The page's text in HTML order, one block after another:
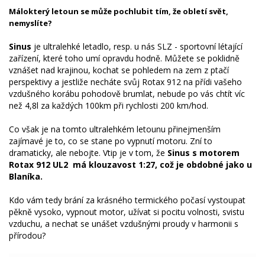
Málokterý letoun se může pochlubit tím, že obletí svět,
nemyslíte?
Sinus je ultralehké letadlo, resp. u nás SLZ - sportovní létající
zařízení, které toho umí opravdu hodně. Můžete se poklidně
vznášet nad krajinou, kochat se pohledem na zem z ptačí
perspektivy a jestliže necháte svůj Rotax 912 na přídi vašeho
vzdušného korábu pohodově brumlat, nebude po vás chtít víc
než 4,8l za každých 100km při rychlosti 200 km/hod.
Co však je na tomto ultralehkém letounu přinejmenším
zajímavé je to, co se stane po vypnutí motoru. Zní to
dramaticky, ale nebojte. Vtip je v tom, že Sinus s motorem
Rotax 912 UL2 má klouzavost 1:27, což je obdobné jako u
Blaníka.
Kdo vám tedy brání za krásného termického počasí vystoupat
pěkně vysoko, vypnout motor, užívat si pocitu volnosti, svistu
vzduchu, a nechat se unášet vzdušnými proudy v harmonii s
přírodou?